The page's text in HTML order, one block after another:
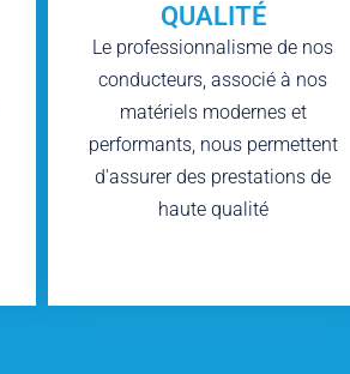
QUALITÉ
Le professionnalisme de nos
conducteurs, associé à nos
matériels modernes et
performants, nous permettent
d'assurer des prestations de
haute qualité